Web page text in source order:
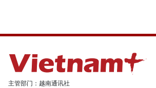
主管部门：越南通讯社